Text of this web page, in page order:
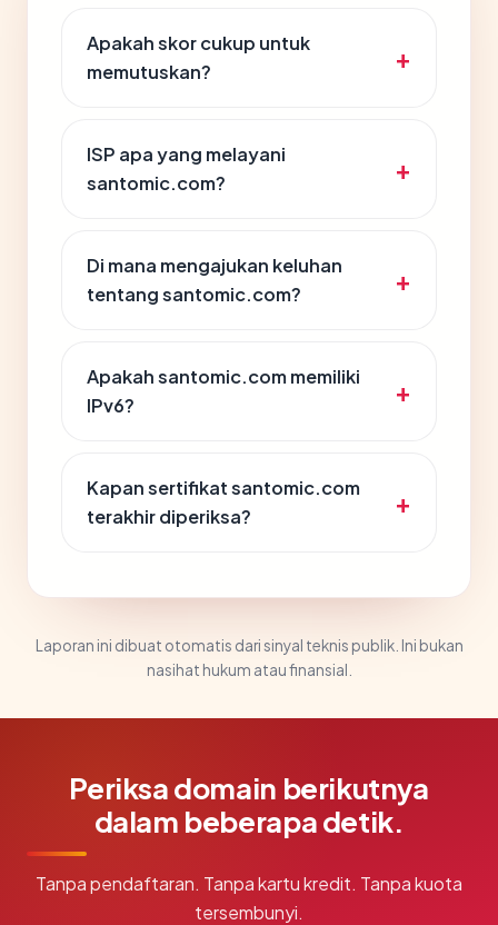
Apakah skor cukup untuk
memutuskan?
ISP apa yang melayani
santomic.com?
Di mana mengajukan keluhan
tentang santomic.com?
Apakah santomic.com memiliki
IPv6?
Kapan sertifikat santomic.com
terakhir diperiksa?
Laporan ini dibuat otomatis dari sinyal teknis publik. Ini bukan
nasihat hukum atau finansial.
Periksa domain berikutnya
dalam beberapa detik.
Tanpa pendaftaran. Tanpa kartu kredit. Tanpa kuota
tersembunyi.